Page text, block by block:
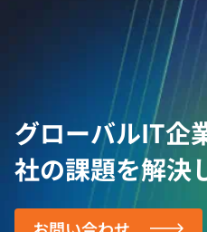
グローバルIT企
社の課題を解決